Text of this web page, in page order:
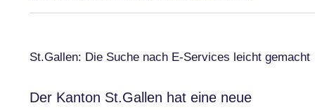
St.Gallen: Die Suche nach E-Services leicht gemacht
Der Kanton St.Gallen hat eine neue